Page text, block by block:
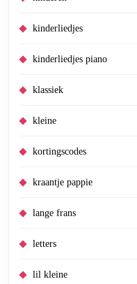
kinderliedjes
kinderliedjes piano
klassiek
kleine
kortingscodes
kraantje pappie
lange frans
letters
lil kleine